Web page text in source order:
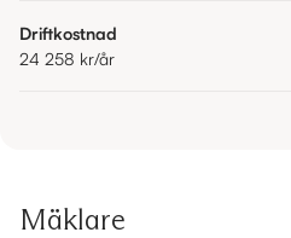
Driftkostnad
24 258 kr/år
Mäklare